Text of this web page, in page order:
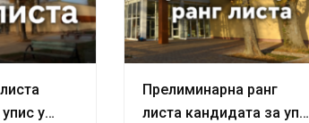
у
Прелиминарна ранг
листа кандидата за упис